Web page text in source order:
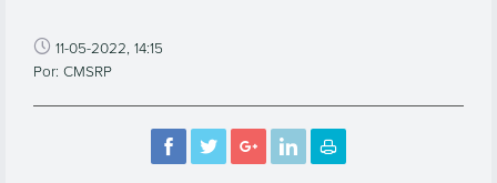
11-05-2022, 14:15
Por: CMSRP